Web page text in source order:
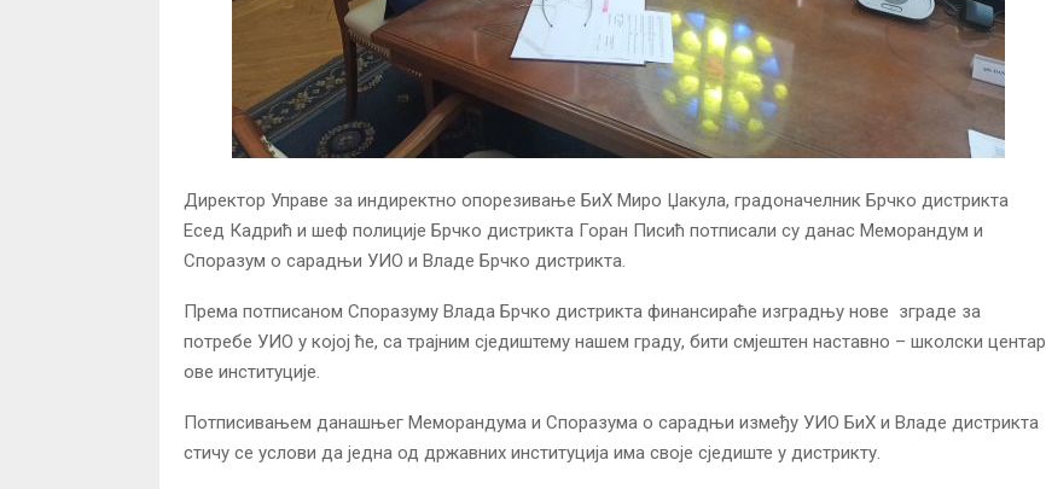
Директор Управе за индиректно опорезивање БиХ Миро Џакула, градоначелник Брчко дистрикта
Есед Кадрић и шеф полиције Брчко дистрикта Горан Писић потписали су данас Меморандум и
Споразум о сарадњи УИО и Владе Брчко дистрикта.
Према потписаном Споразуму Влада Брчко дистрикта финансираће изградњу нове зграде за
потребе УИО у којој ће, са трајним сједиштему нашем граду, бити смјештен наставно – школски центар
ове институције.
Потписивањем данашњег Меморандума и Споразума о сарадњи између УИО БиХ и Владе дистрикта
стичу се услови да једна од државних институција има своје сједиште у дистрикту.